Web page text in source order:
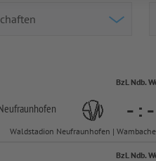
BzL Ndb.
- : -
Waldstadion Neufraunhofen |
BzL Ndb.